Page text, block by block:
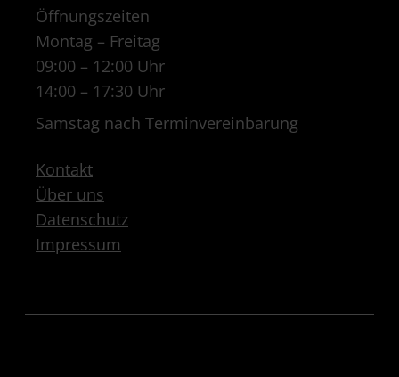
Öffnungszeiten
Montag – Freitag
09:00 – 12:00 Uhr
14:00 – 17:30 Uhr
Samstag nach Terminvereinbarung
Kontakt
Über uns
Datenschutz
Impressum